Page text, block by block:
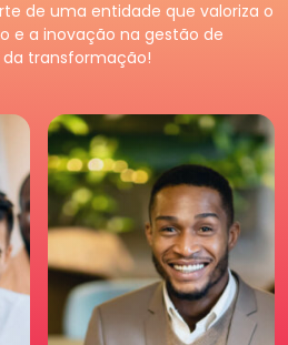
de uma entidade que valoriza o
e a inovação na gestão de
da transformação!
Fortaleça o seu negócio e
faça parte da maior
comunidade de Recursos
Humanos. Conheças os